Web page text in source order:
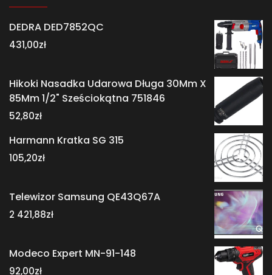
DEDRA DED7852QC
431,00zł
Hikoki Nasadka Udarowa Długa 30Mm X
85Mm 1/2" Sześciokątna 751846
52,80zł
Harmann Kratka SG 315
105,20zł
Telewizor Samsung QE43Q67A
2 421,88zł
Modeco Expert MN-91-148
92,00zł